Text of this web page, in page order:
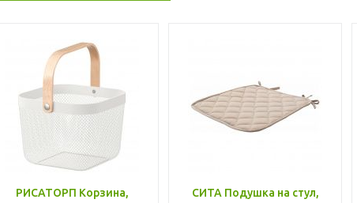
РИСАТОРП Корзина,
СИТА Подушка на стул,